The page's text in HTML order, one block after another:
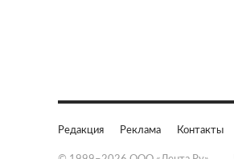
Редакция Реклама Контакты